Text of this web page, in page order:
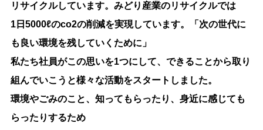
リサイクルしています。みどり産業のリサイクルでは
1日5000ℓのco2の削減を実現しています。「次の世代に
も良い環境を残していくために」
私たち社員がこの思いを1つにして、できることから取り
組んでいこうと様々な活動をスタートしました。
環境やごみのこと、知ってもらったり、身近に感じても
らったりするため